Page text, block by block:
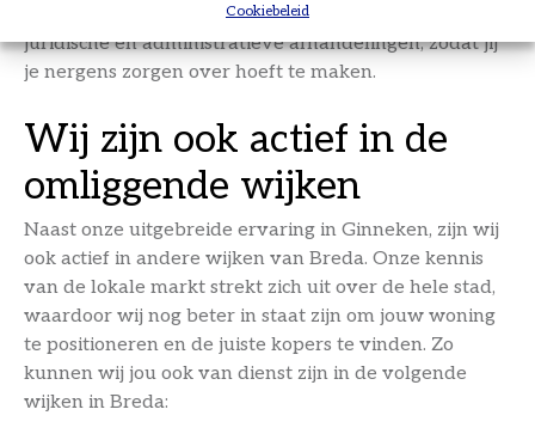
Cookiebeleid
onderhandelingen. Bovendien zorgen wij voor alle
juridische en administratieve afhandelingen, zodat jij
je nergens zorgen over hoeft te maken.
Wij zijn ook actief in de
omliggende wijken
Naast onze uitgebreide ervaring in Ginneken, zijn wij
ook actief in andere wijken van Breda. Onze kennis
van de lokale markt strekt zich uit over de hele stad,
waardoor wij nog beter in staat zijn om jouw woning
te positioneren en de juiste kopers te vinden. Zo
kunnen wij jou ook van dienst zijn in de volgende
wijken in Breda: